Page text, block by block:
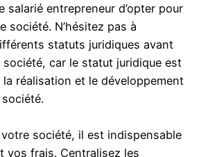
salarié entrepreneur d’opter pour
société. N’hésitez pas à
statuts juridiques avant
car le statut juridique est
réalisation et le développement
société, il est indispensable
vos frais. Centralisez les